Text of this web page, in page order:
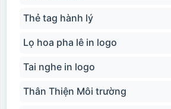
Thẻ tag hành lý
Lọ hoa pha lê in logo
Tai nghe in logo
Thân Thiện Môi trường